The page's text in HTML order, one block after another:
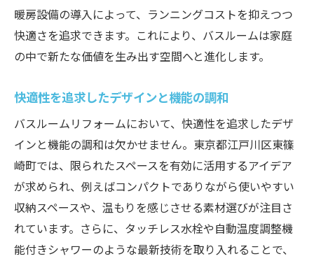
自然光を活かした明るい空間作り
個性を演出するアクセサリの選び方
成功事例から学ぶ理想のリフォーム計画
実際の事例から見るリフォームの流れ
お客様の声から学ぶ満足度の高いリフォー
変更前後の比較でわかる改善ポイント
採用事例に見る最新設備の効果
リフォーム後のメンテナンスとケア
機能性と美しさを両立する設備選びのコツ
暖房設備の導入によって、ランニングコストを抑えつつ
快適さを追求できます。これにより、バスルームは家庭
の中で新たな価値を生み出す空間へと進化します。
快適性を追求したデザインと機能の調和
バスルームリフォームにおいて、快適性を追求したデザ
インと機能の調和は欠かせません。東京都江戸川区東篠
崎町では、限られたスペースを有効に活用するアイデア
が求められ、例えばコンパクトでありながら使いやすい
収納スペースや、温もりを感じさせる素材選びが注目さ
れています。さらに、タッチレス水栓や自動温度調整機
能付きシャワーのような最新技術を取り入れることで、